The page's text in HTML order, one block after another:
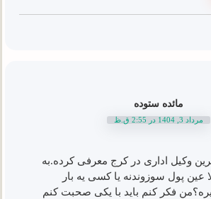
مائده ستوده
مرداد 3, 1404 در 2:55 ق.ظ
وکیل اداری در کرج معرفی کرده.به
عین پول سوزوندنه یا کسی یه بار
فکر کنم باید با یکی صحبت کنم